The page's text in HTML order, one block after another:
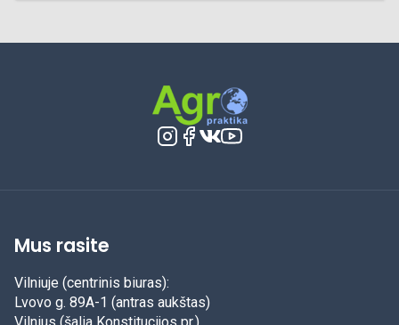
Mus rasite
Vilniuje (centrinis biuras):
Lvovo g. 89A-1 (antras aukštas)